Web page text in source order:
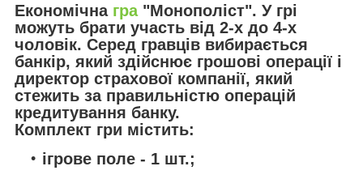
Економічна гра "Монополіст". У грі
можуть брати участь від 2-х до 4-х
чоловік. Серед гравців вибирається
банкір, який здійснює грошові операції і
директор страхової компанії, який
стежить за правильністю операцій
кредитування банку.
Комплект гри містить:
ігрове поле - 1 шт.;